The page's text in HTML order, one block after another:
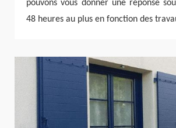
pouvons vous donner une réponse
48 heures au plus en fonction des